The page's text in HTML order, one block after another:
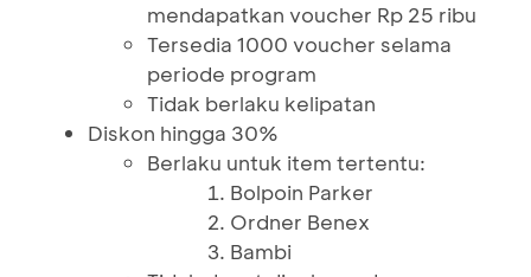
mendapatkan voucher Rp 25 ribu
Tersedia 1000 voucher selama
periode program
Tidak berlaku kelipatan
Diskon hingga 30%
Berlaku untuk item tertentu:
Bolpoin Parker
Ordner Benex
Bambi